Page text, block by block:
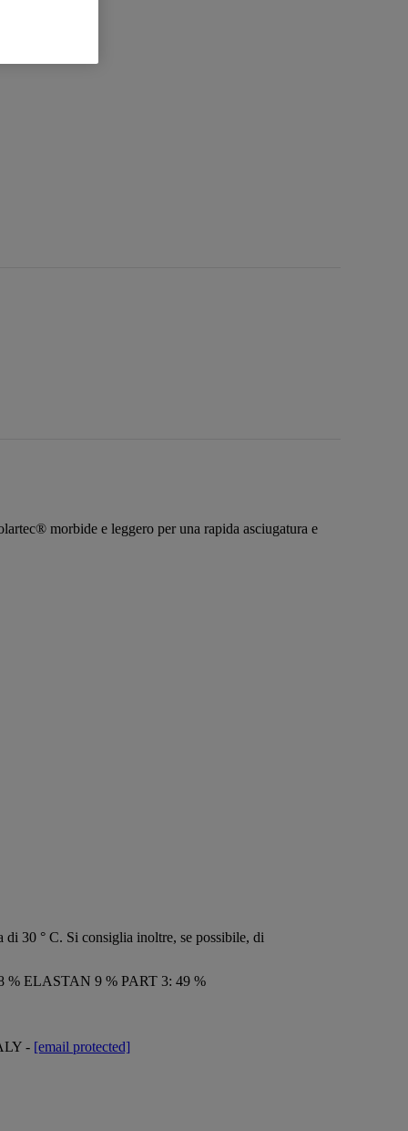
morbide e leggero per una rapida asciugatura e
30 ° C. Si consiglia inoltre, se possibile, di
ELASTAN 9 % PART 3: 49 %
- [email protected]